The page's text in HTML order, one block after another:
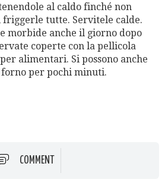
al caldo finché non
tutte. Servitele calde.
morbide anche il giorno dopo
coperte con la pellicola
alimentari. Si possono anche
per pochi minuti.
COMMENT